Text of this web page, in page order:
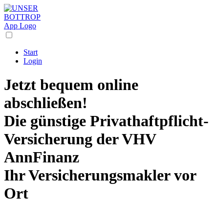
Start
Login
Jetzt bequem online
abschließen!
Die günstige Privathaftpflicht-
Versicherung der VHV
AnnFinanz
Ihr Versicherungsmakler vor
Ort